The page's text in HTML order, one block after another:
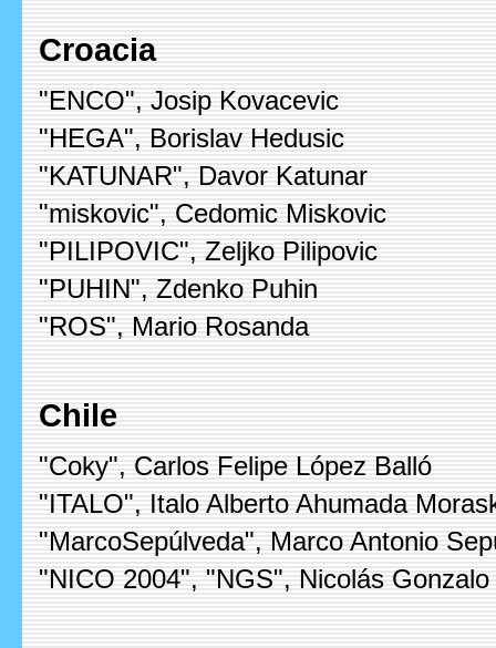
Croacia
"ENCO", Josip Kovacevic
"HEGA", Borislav Hedusic
"KATUNAR", Davor Katunar
"miskovic", Cedomic Miskovic
"PILIPOVIC", Zeljko Pilipovic
"PUHIN", Zdenko Puhin
"ROS", Mario Rosanda
Chile
"Coky", Carlos Felipe López Balló
"ITALO", Italo Alberto Ahumada
"MarcoSepúlveda", Marco Antonio
"NICO 2004", "NGS", Nicolás